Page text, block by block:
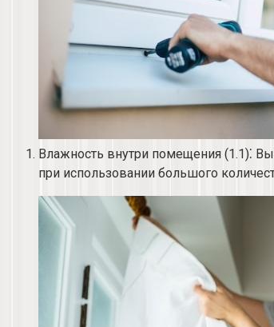
Влажность внутри помещения (1.​1)⁚
при использовании большого